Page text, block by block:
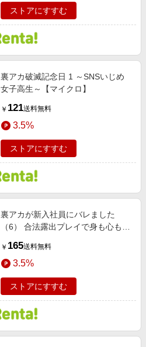
ストアにすすむ
裏アカ破滅記念日 1 ～SNSいじめ
女子高生～【マイクロ】
￥ 121送料無料
3.5%
ストアにすすむ
裏アカが新入社員にバレました
（6） 合法露出プレイで身も心も開
￥ 165送料無料
3.5%
ストアにすすむ